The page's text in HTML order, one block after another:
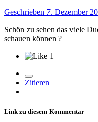
Geschrieben 7. Dezember
Schön zu sehen das viele
schauen können ?
1
Zitieren
Link zu diesem Kommentar